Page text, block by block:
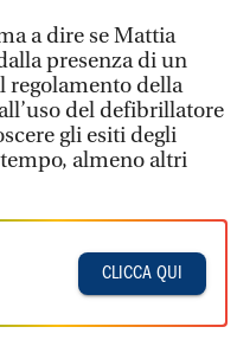
a dire se Mattia
presenza di un
regolamento della
del defibrillatore
gli esiti degli
almeno altri
CLICCA QUI